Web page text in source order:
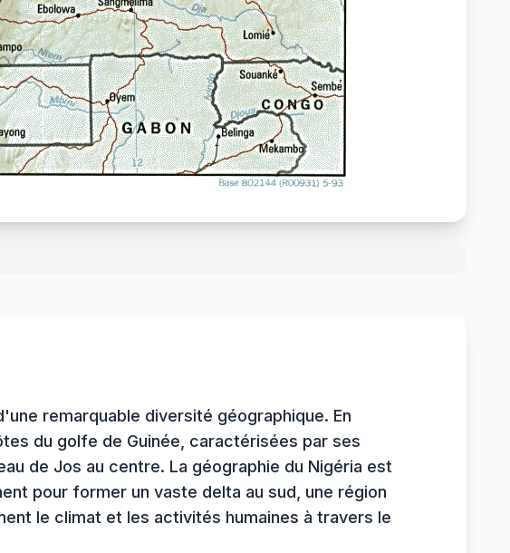
remarquable diversité géographique. En
du golfe de Guinée, caractérisées par ses
de Jos au centre. La géographie du Nigéria est
pour former un vaste delta au sud, une région
le climat et les activités humaines à travers le